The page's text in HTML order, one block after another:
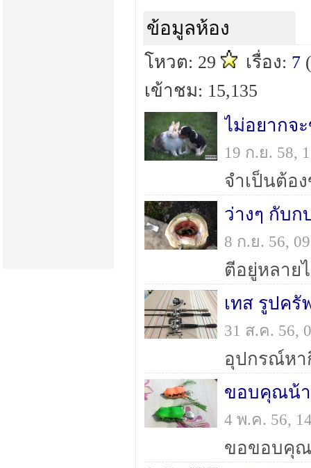
ข้อมูลห้อง
โหวต: 29 เรื่อง: 7
เข้าชม: 15,135
ไม่อยากจ
19 ก.ย. 58,
ว่างๆ กับก
8 ก.ย. 56,
ตีอยู่หลาย
เทส รูปครั
31 ส.ค. 56,
อุปกรณ์ห
ขอบคุณน้า
4 พ.ค. 56,